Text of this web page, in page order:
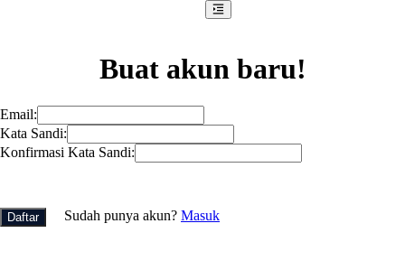
Buat akun baru!
Email:
Kata Sandi:
Konfirmasi Kata Sandi:
Daftar Sudah punya akun? Masuk